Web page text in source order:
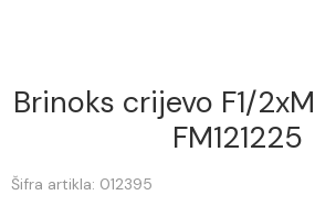
Brinoks crijevo F1/
FM121225
Šifra artikla: 012395